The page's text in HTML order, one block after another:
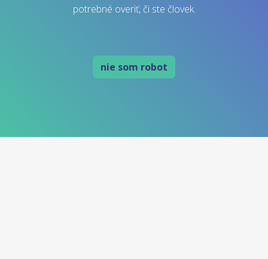
potrebné overiť, či ste človek.
nie som robot